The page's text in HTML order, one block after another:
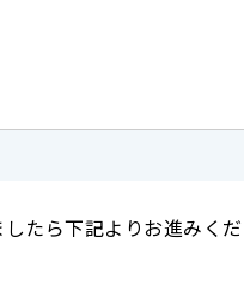
たら下記よりお進みくだ